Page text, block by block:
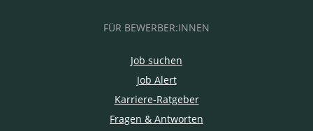
FÜR BEWERBER:INNEN
Job suchen
Job Alert
Karriere-Ratgeber
Fragen & Antworten